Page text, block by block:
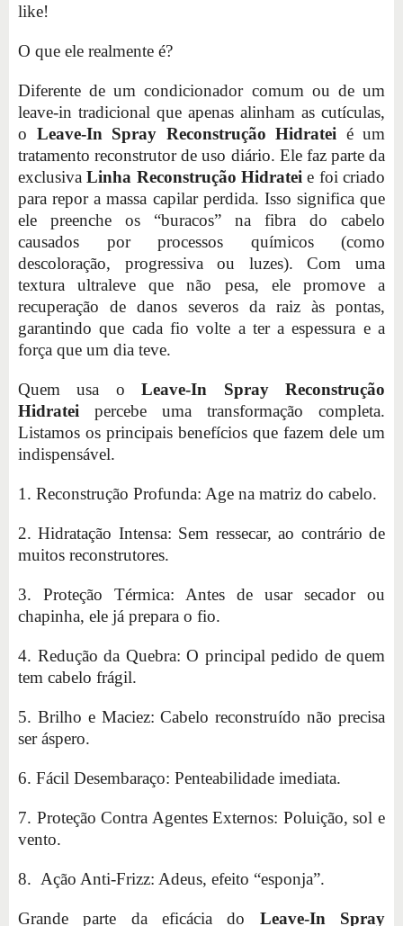
like!
O que ele realmente é?
Diferente de um condicionador comum ou de um
leave-in tradicional que apenas alinham as cutículas,
o Leave-In Spray Reconstrução Hidratei é um
tratamento reconstrutor de uso diário. Ele faz parte da
exclusivaLinha Reconstrução Hidratei e foi criado
para repor a massa capilar perdida. Isso significa que
ele preenche os “buracos” na fibra do cabelo
causados por processos químicos (como
descoloração, progressiva ou luzes). Com uma
textura ultraleve que não pesa, ele promove a
recuperação de danos severos da raiz às pontas,
garantindo que cada fio volte a ter a espessura e a
força que um dia teve.
Quem usa oLeave-In Spray Reconstrução
Hidratei percebe uma transformação completa.
Listamos os principais benefícios que fazem dele um
indispensável.
1. Reconstrução Profunda: Age na matriz do cabelo.
2. Hidratação Intensa: Sem ressecar, ao contrário de
muitos reconstrutores.
3. Proteção Térmica: Antes de usar secador ou
chapinha, ele já prepara o fio.
4. Redução da Quebra: O principal pedido de quem
tem cabelo frágil.
5. Brilho e Maciez: Cabelo reconstruído não precisa
ser áspero.
6. Fácil Desembaraço: Penteabilidade imediata.
7. Proteção Contra Agentes Externos: Poluição, sol e
vento.
8. Ação Anti-Frizz: Adeus, efeito “esponja”.
Grande parte da eficácia do Leave-In Spray